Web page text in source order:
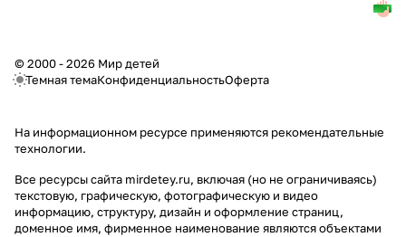
© 2000 - 2026 Мир детей
Темная темаКонфиденциальностьОферта
На информационном ресурсе применяются рекомендательные
технологии.
Все ресурсы сайта mirdetey.ru, включая (но не ограничиваясь)
текстовую, графическую, фотографическую и видео
информацию, структуру, дизайн и оформление страниц,
доменное имя, фирменное наименование являются объектами